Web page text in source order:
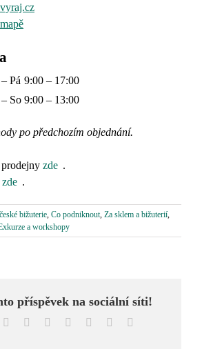
Pá 9:00 – 17:00
So 9:00 – 13:00
po předchozím objednání.
zde .
zde .
bižuterie Co podniknout Za sklem a bižuterií
a workshopy
příspěvek na sociální síti!
Reddit LinkedInWhatsApp
TumblrPinterest